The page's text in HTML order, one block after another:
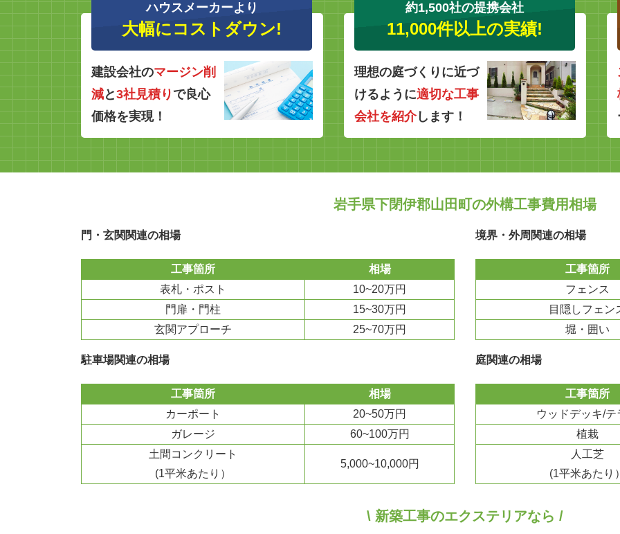
ハウスメーカーより
大幅にコストダウン!
建設会社のマージン削
減と3社見積り で良心
価格を実現！
約1,500社の提携会社
11,000件以上の実績!
理想の庭づくりに近づ
けるように適切な工事
会社を紹介します！
岩手県下閉伊郡山田町の外構工事費用相場
門・玄関関連の相場
工事箇所
相場
表札・ポスト
10~20万円
門扉・門柱
15~30万円
玄関アプローチ
25~70万円
境界・外周関連の相場
工事箇所
フェンス
目隠しフェン
堀・囲い
駐車場関連の相場
工事箇所
相場
カーポート
20~50万円
ガレージ
60~100万円
土間コンクリート
(1平米あたり）
5,000~10,000円
庭関連の相場
工事箇所
ウッドデッキ/テ
植栽
人工芝
(1平米あたり
\ 新築工事のエクステリアなら /